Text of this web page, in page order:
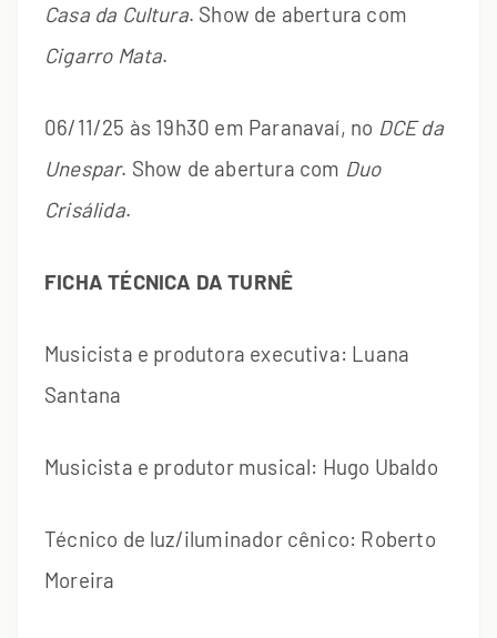
Casa da Cultura. Show de abertura com
Cigarro Mata.
06/11/25 às 19h30 em Paranavaí, no DCE da
Unespar. Show de abertura com Duo
Crisálida.
FICHA TÉCNICA DA TURNÊ
Musicista e produtora executiva: Luana
Santana
Musicista e produtor musical: Hugo Ubaldo
Técnico de luz/iluminador cênico: Roberto
Moreira